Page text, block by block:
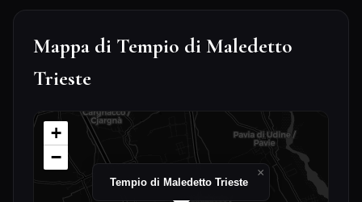
Mappa di Tempio di Maledetto
Trieste
Tempio di Maledetto Trieste
×
+
−